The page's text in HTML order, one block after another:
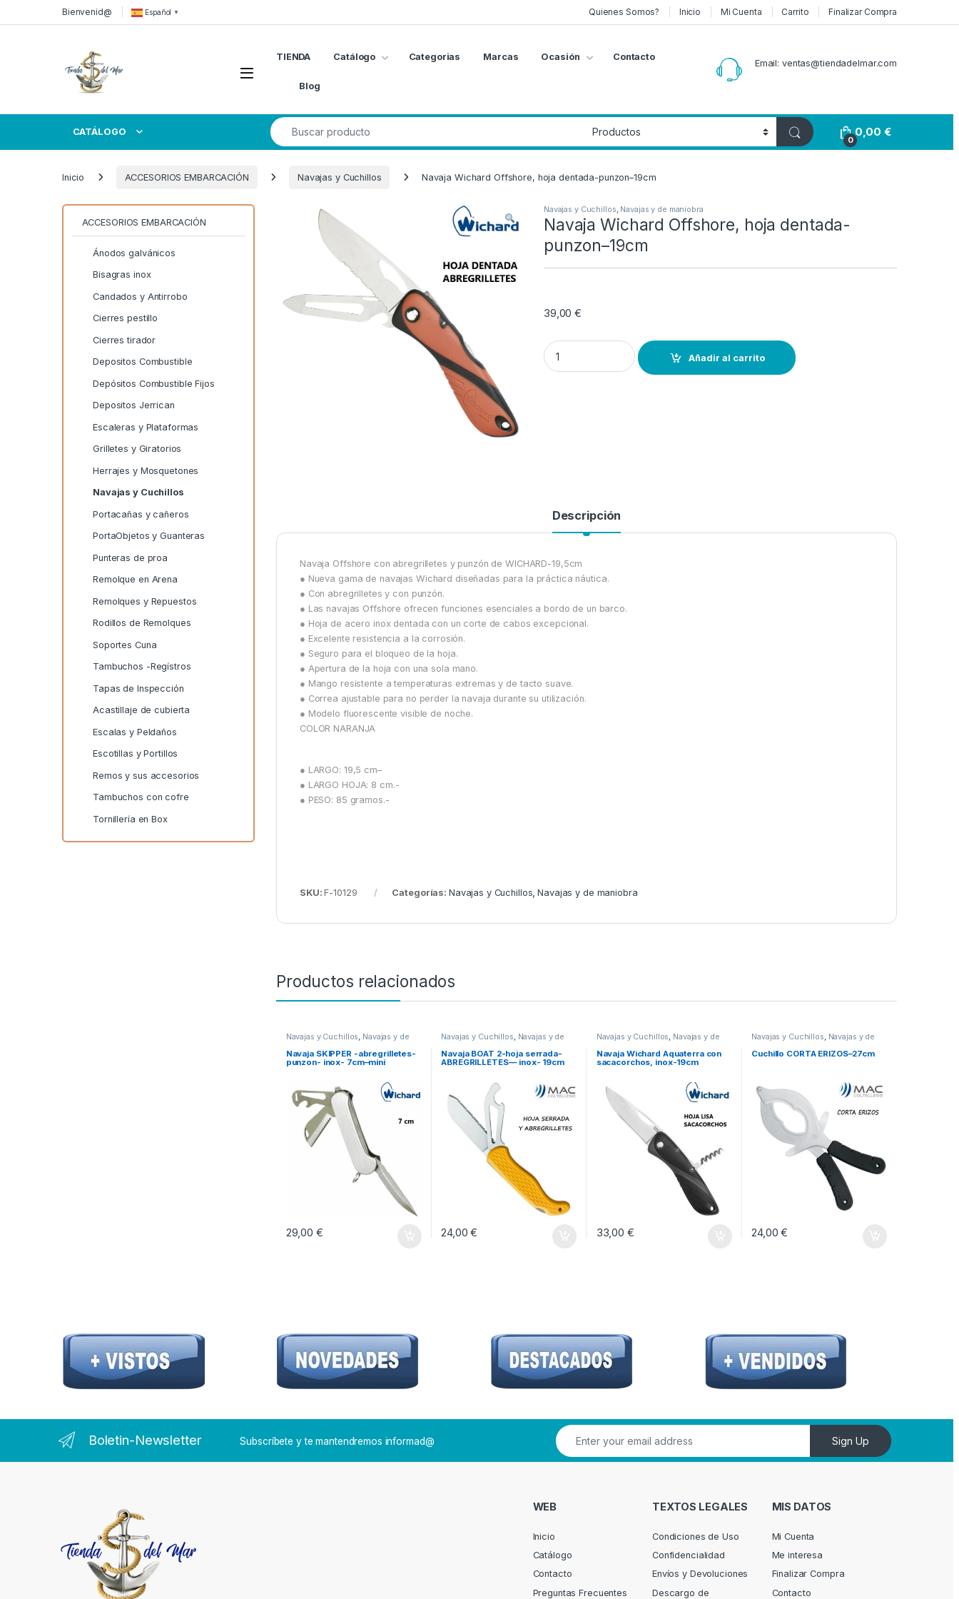
Skip to navigation
Skip to contentBienvenid@ Español ▼ Quienes Somos? Inicio Mi Cuenta Carrito Finalizar Compra
Open
TIENDA Catálogo Categorias Marcas Ocasión Contacto
Blog
Email: ventas@tiendadelmar.com
CATÁLOGO
Search for:
0
0,00€
Inicio ACCESORIOS EMBARCACIÓN Navajas y Cuchillos Navaja Wichard Offshore, hoja dentada-punzon–19cm
Navajas y Cuchillos Navajas y de maniobra
Navaja Wichard Offshore, hoja dentada-
punzon–19cm
39,00€
Navaja Wichard Offshore, hoja dentada-punzon--19cm quantity
Añadir al carrito
Descripción
Navaja Offshore con abregrilletes y punzón de WICHARD-19,5cm
● Nueva gama de navajas Wichard diseñadas para la práctica náutica.
● Con abregrilletes y con punzón.
● Las navajas Offshore ofrecen funciones esenciales a bordo de un barco.
● Hoja de acero inox dentada con un corte de cabos excepcional.
● Excelente resistencia a la corrosión.
● Seguro para el bloqueo de la hoja.
● Apertura de la hoja con una sola mano.
● Mango resistente a temperaturas extremas y de tacto suave.
● Correa ajustable para no perder la navaja durante su utilización.
● Modelo fluorescente visible de noche.
COLOR NARANJA
● LARGO: 19,5 cm–
● LARGO HOJA: 8 cm.-
● PESO: 85 gramos.-
SKU:F-10129 Categorías: Navajas y Cuchillos,Navajas y de maniobra
Productos relacionados
Navajas y Cuchillos, Navajas y de
Navaja SKIPPER -abregrilletes-
punzon- inox- 7cm–mini
29,00 €
Navajas y Cuchillos, Navajas y de
Navaja BOAT 2-hoja serrada-
ABREGRILLETES–– inox- 19cm
24,00€
Navajas y Cuchillos, Navajas y de
Navaja Wichard Aquaterra con
sacacorchos, inox-19cm
33,00 €
Navajas y Cuchillos, Navajas y de
Cuchillo CORTA ERIZOS–27cm
24,00€
ACCESORIOS EMBARCACIÓN
Ánodos galvánicos
Bisagras inox
Candados y Antirrobo
Cierres pestillo
Cierres tirador
Depositos Combustible
Depósitos Combustible Fijos
Depositos Jerrican
Escaleras y Plataformas
Grilletes y Giratorios
Herrajes y Mosquetones
Navajas y Cuchillos
Portacañas y cañeros
PortaObjetos y Guanteras
Punteras de proa
Remolque en Arena
Remolques y Repuestos
Rodillos de Remolques
Soportes Cuna
Tambuchos -Regístros
Tapas de Inspección
Acastillaje de cubierta
Escalas y Peldaños
Escotillas y Portillos
Remos y sus accesorios
Tambuchos con cofre
Tornillería en Box
Boletin-Newsletter Subscríbete y te mantendremos informad@ Sign Up
WEB
Inicio
Catálogo
Contacto
Preguntas Frecuentes
TEXTOS LEGALES
Condiciones de Uso
Confidencialidad
Envíos y Devoluciones
Descargo de
MIS DATOS
Mi Cuenta
Me interesa
Finalizar Compra
Contacto